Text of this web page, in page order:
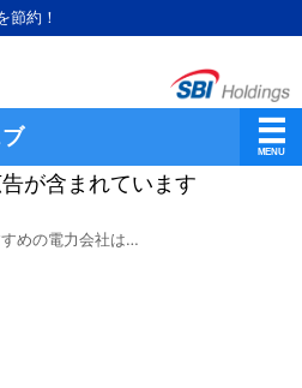
節約！
が含まれています
めの電力会社は…